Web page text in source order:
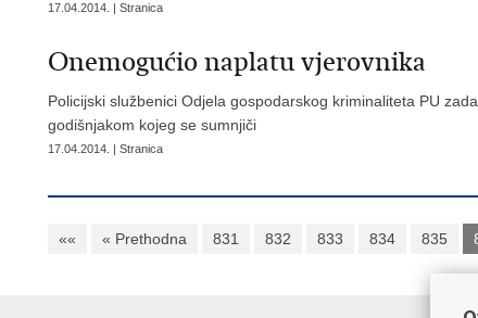
17.04.2014. | Stranica
Onemogućio naplatu vjerovnika
Policijski službenici Odjela gospodarskog kriminaliteta PU
godišnjakom kojeg se sumnjiči
17.04.2014. | Stranica
«« « Prethodna 831 832 833 834 835